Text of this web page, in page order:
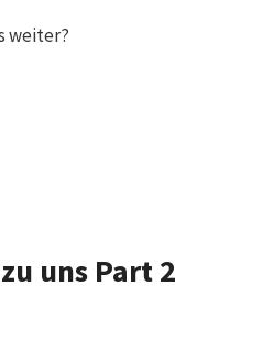
weiter?
uns Part 2